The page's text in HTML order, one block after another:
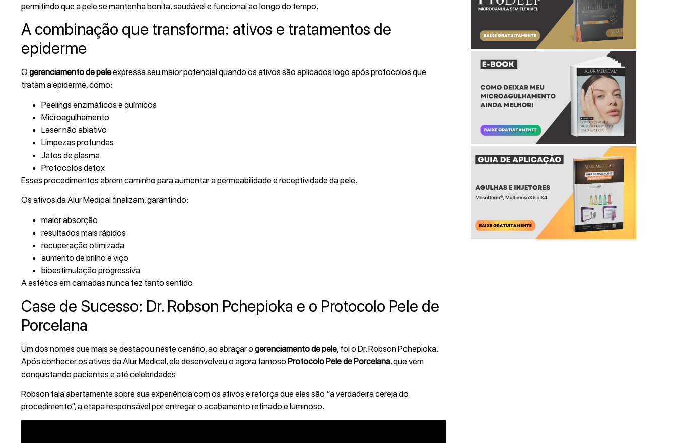
permitindo que a pele se mantenha bonita, saudável e funcional ao longo do tempo.
A combinação que transforma: ativos e tratamentos de
epiderme
Ogerenciamento de peleexpressa seu maior potencial quando os ativos são aplicados logo após protocolos que
tratam a epiderme, como:
Peelings enzimáticos e químicos
Microagulhamento
Laser não ablativo
Limpezas profundas
Jatos de plasma
Protocolos detox
Esses procedimentos abrem caminho para aumentar a permeabilidade e receptividade da pele.
Os ativos da Alur Medical finalizam, garantindo:
maior absorção
resultados mais rápidos
recuperação otimizada
aumento de brilho e viço
bioestimulação progressiva
A estética em camadas nunca fez tanto sentido.
Case de Sucesso: Dr. Robson Pchepioka e o Protocolo Pele de
Porcelana
Um dos nomes que mais se destacou neste cenário, ao abraçar ogerenciamento de pele, foi o Dr. Robson Pchepioka.
Após conhecer os ativos da Alur Medical, ele desenvolveu o agora famosoProtocolo Pele de Porcelana, que vem
conquistando pacientes e até celebridades.
Robson fala abertamente sobre sua experiência com os ativos e reforça que eles são “a verdadeira cereja do
procedimento”, a etapa responsável por entregar o acabamento refinado e luminoso.